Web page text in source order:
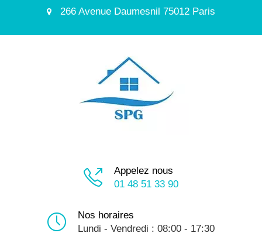
266 Avenue Daumesnil 75012 Paris
Appelez nous
01 48 51 33 90
Nos horaires
Lundi - Vendredi : 08:00 - 17:30